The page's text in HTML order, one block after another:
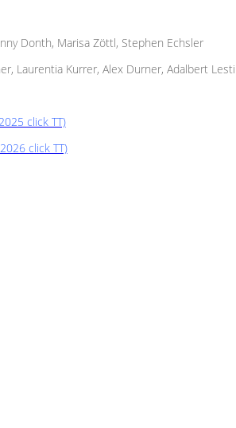
Donth, Marisa Zöttl, Stephen Echsler
Laurentia Kurrer, Alex Durner, Adalbert Lesti
click TT)
click TT)